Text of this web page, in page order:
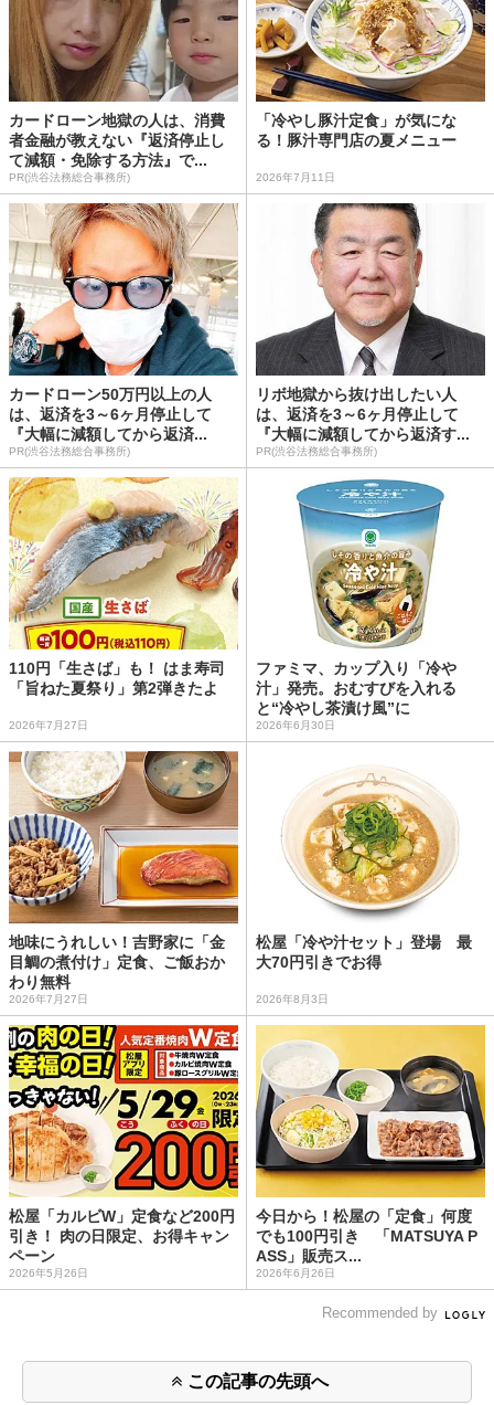
カードローン地獄の人は、消費
者金融が教えない『返済停止し
て減額・免除する方法』で...
PR(渋谷法務総合事務所)
「冷やし豚汁定食」が気にな
る！豚汁専門店の夏メニュー
2026年7月11日
カードローン50万円以上の人
は、返済を3～6ヶ月停止して
『大幅に減額してから返済...
PR(渋谷法務総合事務所)
リボ地獄から抜け出したい人
は、返済を3～6ヶ月停止して
『大幅に減額してから返済す...
PR(渋谷法務総合事務所)
110円「生さば」も！ はま寿司
「旨ねた夏祭り」第2弾きたよ
2026年7月27日
ファミマ、カップ入り「冷や
汁」発売。おむすびを入れる
と“冷やし茶漬け風”に
2026年6月30日
地味にうれしい！吉野家に「金
目鯛の煮付け」定食、ご飯おか
わり無料
2026年7月27日
松屋「冷や汁セット」登場 最
大70円引きでお得
2026年8月3日
松屋「カルビW」定食など200円
引き！ 肉の日限定、お得キャン
ペーン
2026年5月26日
今日から！松屋の「定食」何度
でも100円引き 「MATSUYA P
ASS」販売ス...
2026年6月26日
Recommended by
この記事の先頭へ